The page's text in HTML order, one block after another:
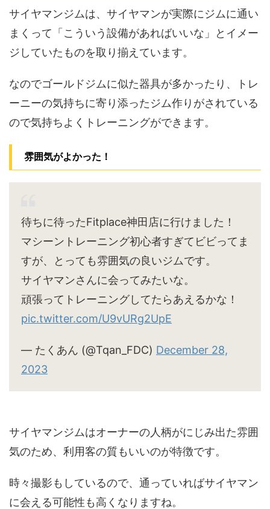
サイヤマンジムは、サイヤマンが実際にジムに通い
まくって「こういう設備があればいいな」とイメー
ジしていたものを取り揃えています。
なのでゴールドジムに似た器具が多かったり、トレ
ーニーの気持ちに寄り添ったジム作りがされている
ので気持ちよくトレーニングができます。
雰囲気がよかった！
待ちに待ったFitplace神田店に行けました！
マシーントレーニング初心者すぎてビビってま
すが、とっても雰囲気の良いジムです。
サイヤマンさんに会ってみたいな。
頑張ってトレーニングしてたらあえるかな！
pic.twitter.com/U9vURg2UpE
— たくあん (@Tqan_FDC) December 28,
2023
サイヤマンジムはオーナーの人柄がにじみ出た雰囲
気のため、利用客の質もいいのが特徴です。
時々撮影もしているので、通っていればサイヤマン
に会える可能性も高くなりますね。